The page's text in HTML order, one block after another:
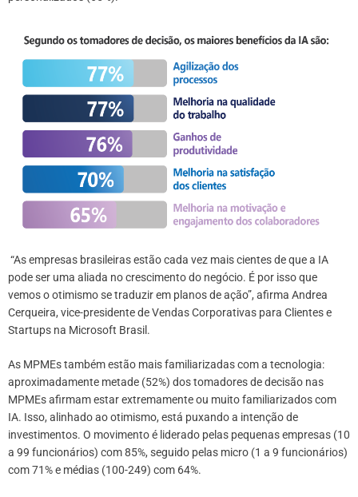
“As empresas brasileiras estão cada vez mais cientes de que a IA
pode ser uma aliada no crescimento do negócio. É por isso que
vemos o otimismo se traduzir em planos de ação”, afirma Andrea
Cerqueira, vice-presidente de Vendas Corporativas para Clientes e
Startups na Microsoft Brasil.
As MPMEs também estão mais familiarizadas com a tecnologia:
aproximadamente metade (52%) dos tomadores de decisão nas
MPMEs afirmam estar extremamente ou muito familiarizados com
IA. Isso, alinhado ao otimismo, está puxando a intenção de
investimentos. O movimento é liderado pelas pequenas empresas (10
a 99 funcionários) com 85%, seguido pelas micro (1 a 9 funcionários)
com 71% e médias (100-249) com 64%.